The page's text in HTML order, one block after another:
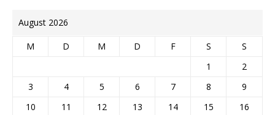
August 2026
M D M D F S
S
1
2
3
4 5 6 7 8
9
10
11 12 13 14 15
16